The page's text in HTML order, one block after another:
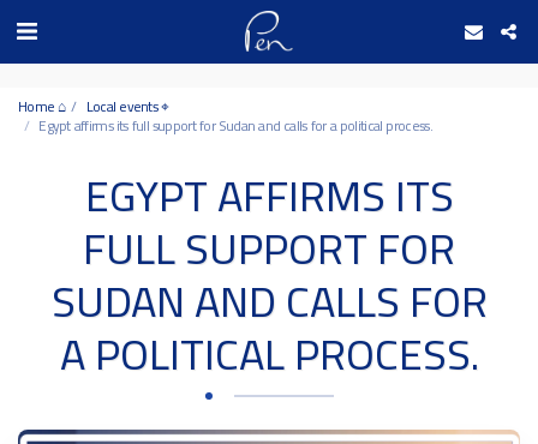
Date and time 8/8/2026 9:18:5 التاريخ والوقت
Home ⌂ Local events ⌖
Egypt affirms its full support for Sudan and calls for a political process.
EGYPT AFFIRMS ITS
FULL SUPPORT FOR
SUDAN AND CALLS FOR
A POLITICAL PROCESS.